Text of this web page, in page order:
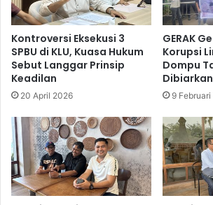
Kontroversi Eksekusi 3
SPBU di KLU, Kuasa Hukum
Sebut Langgar Prinsip
Keadilan
20 April 2026
GERAK
Korupsi
Dompu
Dibiarkan
9